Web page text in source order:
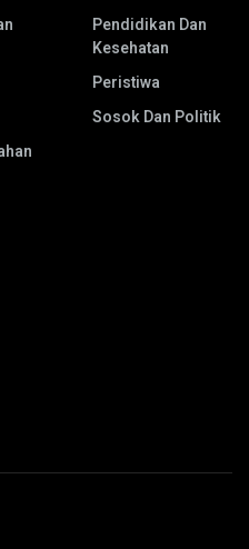
Pendidikan Dan
Kesehatan
Peristiwa
Sosok Dan Politik